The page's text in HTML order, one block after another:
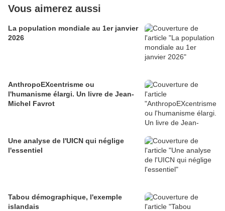
Vous aimerez aussi
La population mondiale au 1er janvier
2026
AnthropoEXcentrisme ou
l'humanisme élargi. Un livre de Jean-
Michel Favrot
Une analyse de l'UICN qui néglige
l'essentiel
Tabou démographique, l'exemple
islandais